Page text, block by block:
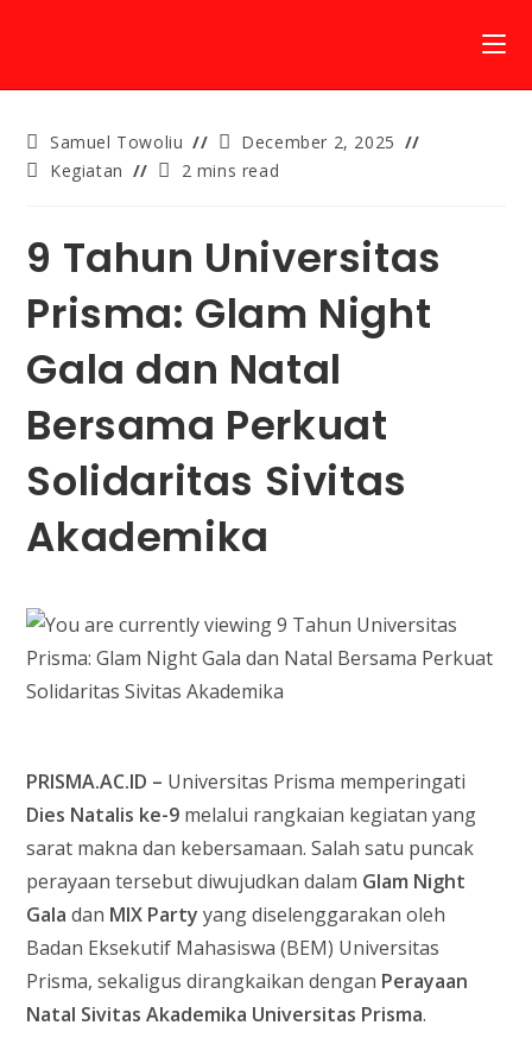
Samuel Towoliu
December 2, 2025
Kegiatan
2 mins read
9 Tahun Universitas
Prisma: Glam Night
Gala dan Natal
Bersama Perkuat
Solidaritas Sivitas
Akademika
PRISMA.AC.ID – Universitas Prisma memperingati
Dies Natalis ke-9 melalui rangkaian kegiatan yang
sarat makna dan kebersamaan. Salah satu puncak
perayaan tersebut diwujudkan dalam Glam Night
Gala dan MIX Party yang diselenggarakan oleh
Badan Eksekutif Mahasiswa (BEM) Universitas
Prisma, sekaligus dirangkaikan dengan Perayaan
Natal Sivitas Akademika Universitas Prisma.